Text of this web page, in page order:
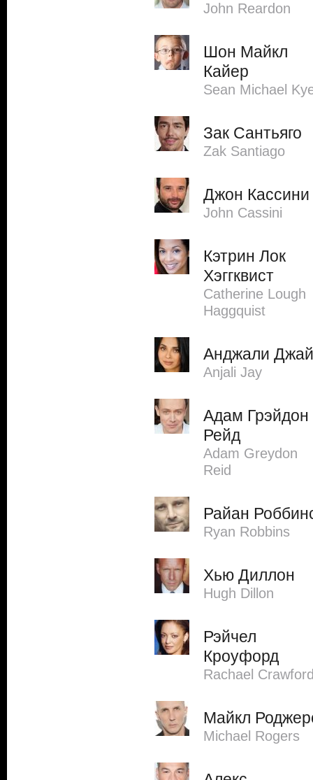
John Reardon
Шон Майкл
Кайер
Sean Michael
Зак Сантьяго
Zak Santiago
Джон Кассини
John Cassini
Кэтрин Лок
Хэггквист
Catherine Lough
Haggquist
Анджали Джай
Anjali Jay
Адам Грэйдон
Рейд
Adam Greydon
Reid
Райан
Ryan Robbins
Хью Диллон
Hugh Dillon
Рэйчел
Кроуфорд
Rachael
Майкл
Michael Rogers